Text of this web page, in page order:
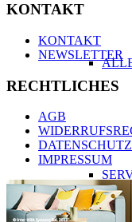
KONTAKT
KONTAKT
NEWSLETTER
RECHTLICHES
AGB
DATENSCHUTZ
IMPRESSUM